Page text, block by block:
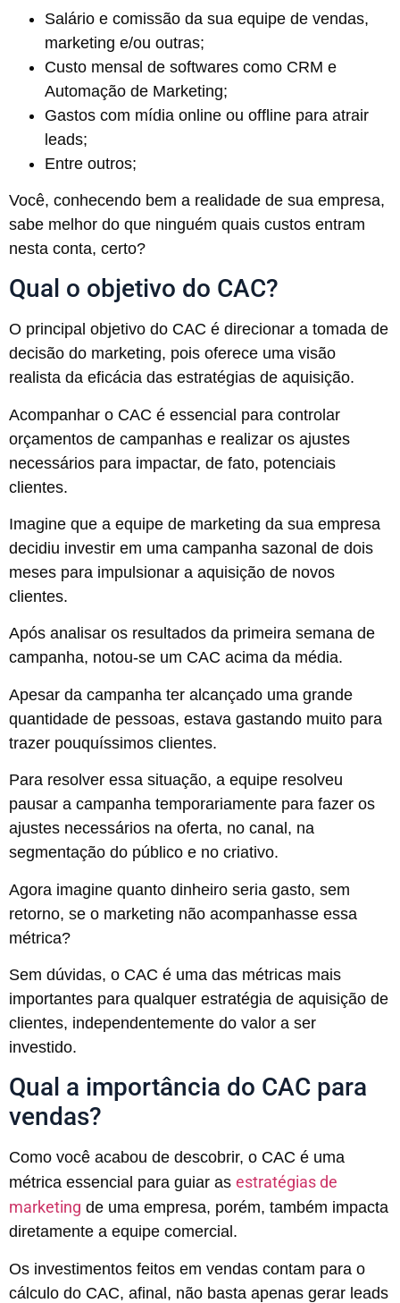
Salário e comissão da sua equipe de vendas,
marketing e/ou outras;
Custo mensal de softwares como CRM e
Automação de Marketing;
Gastos com mídia online ou offline para atrair
leads;
Entre outros;
Você, conhecendo bem a realidade de sua empresa,
sabe melhor do que ninguém quais custos entram
nesta conta, certo?
Qual o objetivo do CAC?
O principal objetivo do CAC é direcionar a tomada de
decisão do marketing, pois oferece uma visão
realista da eficácia das estratégias de aquisição.
Acompanhar o CAC é essencial para controlar
orçamentos de campanhas e realizar os ajustes
necessários para impactar, de fato, potenciais
clientes.
Imagine que a equipe de marketing da sua empresa
decidiu investir em uma campanha sazonal de dois
meses para impulsionar a aquisição de novos
clientes.
Após analisar os resultados da primeira semana de
campanha, notou-se um CAC acima da média.
Apesar da campanha ter alcançado uma grande
quantidade de pessoas, estava gastando muito para
trazer pouquíssimos clientes.
Para resolver essa situação, a equipe resolveu
pausar a campanha temporariamente para fazer os
ajustes necessários na oferta, no canal, na
segmentação do público e no criativo.
Agora imagine quanto dinheiro seria gasto, sem
retorno, se o marketing não acompanhasse essa
métrica?
Sem dúvidas, o CAC é uma das métricas mais
importantes para qualquer estratégia de aquisição de
clientes, independentemente do valor a ser
investido.
Qual a importância do CAC para
vendas?
Como você acabou de descobrir, o CAC é uma
métrica essencial para guiar as estratégias de
marketing de uma empresa, porém, também impacta
diretamente a equipe comercial.
Os investimentos feitos em vendas contam para o
cálculo do CAC, afinal, não basta apenas gerar leads